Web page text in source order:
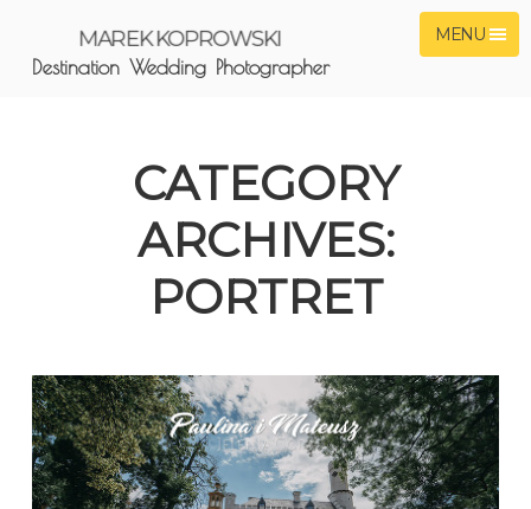
MENU
MAREK KOPROWSKI
Destination Wedding Photographer
CATEGORY
ARCHIVES:
PORTRET